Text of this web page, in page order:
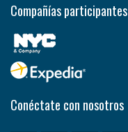
Compañías participantes
Conéctate con nosotros